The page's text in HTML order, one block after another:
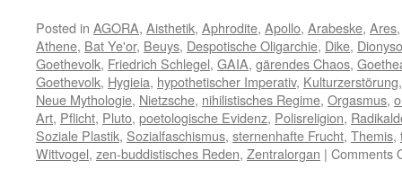
Posted in AGORA, Aisthetik, Aphrodite, Apollo, Arabeske, Ares
Athene, Bat Ye'or, Beuys, Despotische Oligarchie, Dike,
Goethevolk, Friedrich Schlegel, GAIA, gärendes Chaos,
Goethevolk, Hygieia, hypothetischer Imperativ, Kulturzerstörung
Neue Mythologie, Nietzsche, nihilistisches Regime, Orgasmus,
Art, Pflicht, Pluto, poetologische Evidenz, Polisreligion,
Soziale Plastik, Sozialfaschismus, sternenhafte Frucht, Themis,
Wittvogel, zen-buddistisches Reden, Zentralorgan | Comments